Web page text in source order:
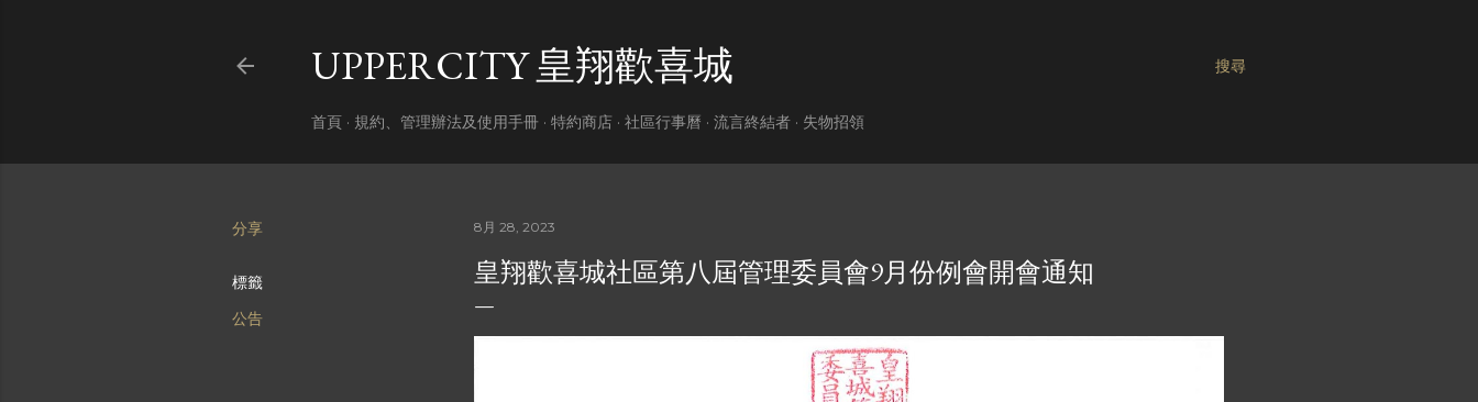
搜尋
UPPERCITY 皇翔歡喜城
首頁 規約、管理辦法及使用手冊 特約商店 社區行事曆 流言終結者 失物招領
分享
標籤
公告
8月 28, 2023
皇翔歡喜城社區第八屆管理委員會9月份例會開會通知